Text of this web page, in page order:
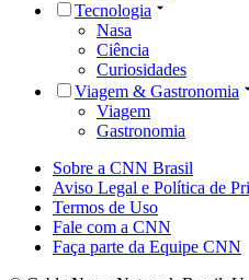
Tecnologia
Nasa
Ciência
Curiosidades
Viagem & Gastronomia
Viagem
Gastronomia
Sobre a CNN Brasil
Aviso Legal e Política de
Termos de Uso
Fale com a CNN
Faça parte da Equipe CNN